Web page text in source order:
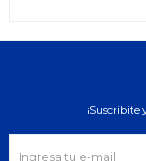
¡Suscribite